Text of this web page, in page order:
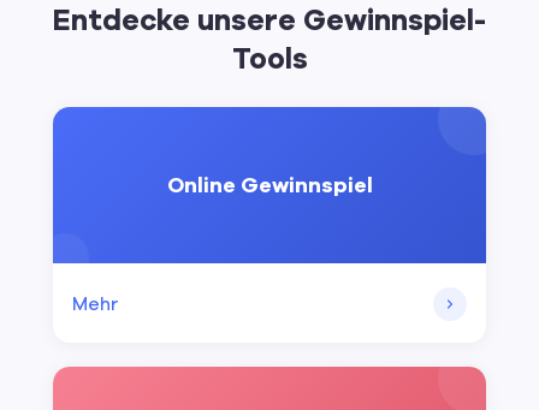
Entdecke unsere Gewinnspiel-
Tools
Online Gewinnspiel
Mehr